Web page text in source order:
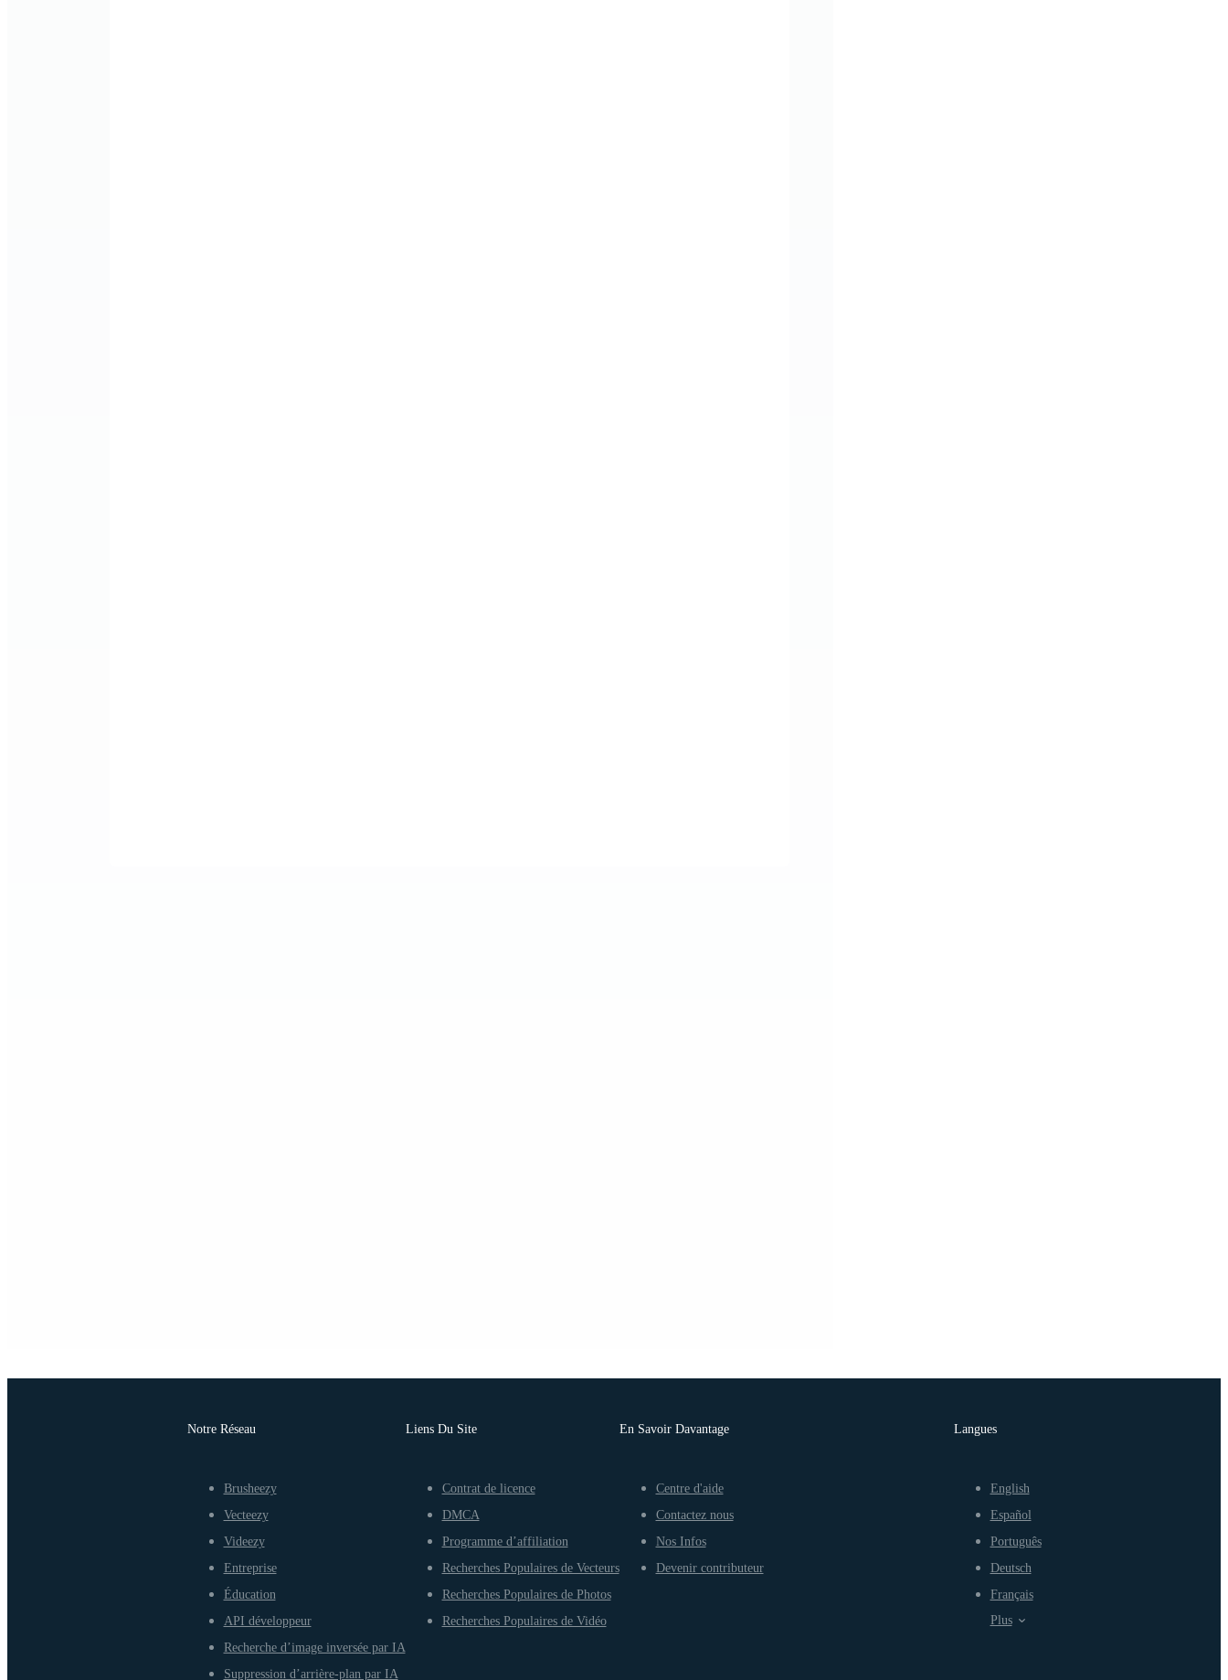
Notre Réseau
Brusheezy
Vecteezy
Videezy
Entreprise
Éducation
API développeur
Recherche d’image inversée par IA
Suppression d’arrière-plan par IA
Liens Du Site
Contrat de licence
DMCA
Programme d’affiliation
Recherches Populaires de Vecteurs
Recherches Populaires de Photos
Recherches Populaires de Vidéo
En Savoir Davantage
Centre d'aide
Contactez nous
Nos Infos
Devenir contributeur
Langues
English
Español
Português
Deutsch
Français
Plus